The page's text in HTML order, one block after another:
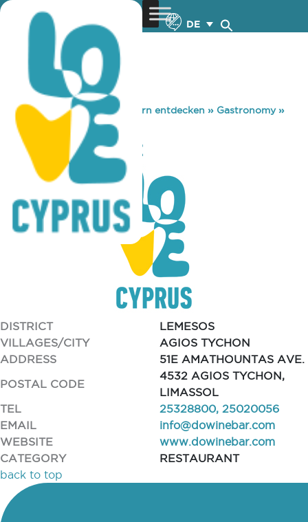
DE
You are here: Home »Zypern entdecken » Gastronomy»
DO WINE & DINE
DO WINE & DINE
DISTRICT
LEMESOS
VILLAGES/CITY
AGIOS TYCHON
ADDRESS
51E AMATHOUNTAS AVE.
POSTAL CODE
4532 AGIOS TYCHON,
LIMASSOL
TEL
25328800, 25020056
EMAIL
info@dowinebar.com
WEBSITE
www.dowinebar.com
CATEGORY
RESTAURANT
back to top